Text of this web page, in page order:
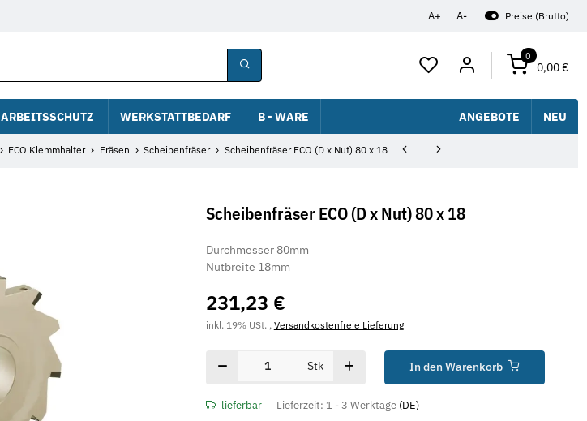
A+ A- Preise (Brutto)
0
0,00 €
ARBEITSSCHUTZ WERKSTATTBEDARF B - WARE ANGEBOTE NEU
ECO Klemmhalter Fräsen Scheibenfräser Scheibenfräser ECO (D x Nut) 80 x 18
Scheibenfräser ECO (D x Nut) 80 x 18
Durchmesser 80mm
Nutbreite 18mm
231,23 €
inkl. 19% USt. ,Versandkostenfreie Lieferung
Stk In den Warenkorb
lieferbar Lieferzeit: 1 - 3 Werktage (DE)